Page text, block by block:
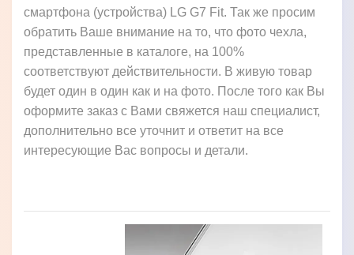
смартфона (устройства) LG G7 Fit. Так же просим
обратить Ваше внимание на то, что фото чехла,
представленные в каталоге, на 100%
соответствуют действительности. В живую товар
будет один в один как и на фото. После того как Вы
оформите заказ с Вами свяжется наш специалист,
дополнительно все уточнит и ответит на все
интересующие Вас вопросы и детали.